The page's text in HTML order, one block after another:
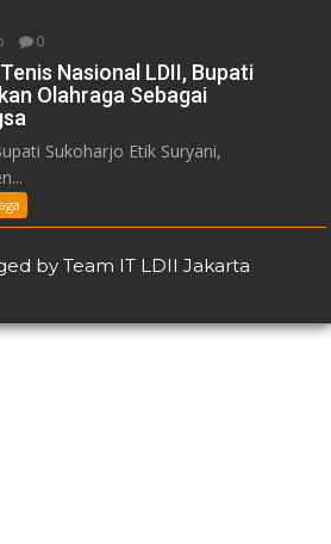
0
Nasional LDII, Bupati
Olahraga Sebagai
Sukoharjo Etik Suryani,
by Team IT LDII Jakarta